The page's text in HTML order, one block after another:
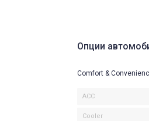
Опции
Comfort &
ACC
Cooler